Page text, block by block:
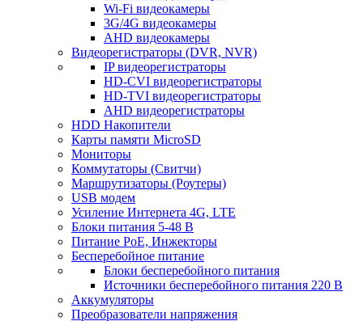
Wi-Fi видеокамеры
3G/4G видеокамеры
AHD видеокамеры
Видеорегистраторы (DVR, NVR)
IP видеорегистраторы
HD-CVI видеорегистраторы
HD-TVI видеорегистраторы
AHD видеорегистраторы
HDD Накопители
Карты памяти MicroSD
Мониторы
Коммутаторы (Свитчи)
Маршрутизаторы (Роутеры)
USB модем
Усиление Интернета 4G, LTE
Блоки питания 5-48 В
Питание PoE, Инжекторы
Бесперебойное питание
Блоки бесперебойного питания
Источники бесперебойного питания 220 В
Аккумуляторы
Преобразователи напряжения